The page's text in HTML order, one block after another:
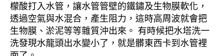
檬酸打入水管，讓水管管壁的鐵鏽及生物膜軟化，
透過空氣與水混合，產生阻力，這時高周波就會把
生物膜、淤泥等等雜質沖出來。 有時候把水塔洗一
洗發現水龍頭出水變小了，就是髒東西卡到水管裡